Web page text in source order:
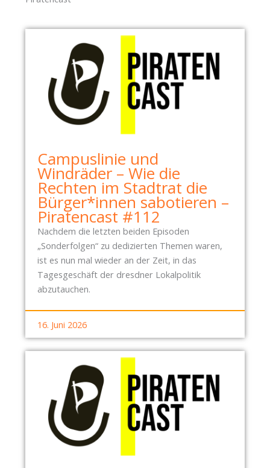
Campuslinie und
Windräder – Wie die
Rechten im Stadtrat die
Bürger*innen sabotieren –
Piratencast #112
Nachdem die letzten beiden Episoden
„Sonderfolgen“ zu dedizierten Themen waren,
ist es nun mal wieder an der Zeit, in das
Tagesgeschäft der dresdner Lokalpolitik
abzutauchen.
16. Juni 2026